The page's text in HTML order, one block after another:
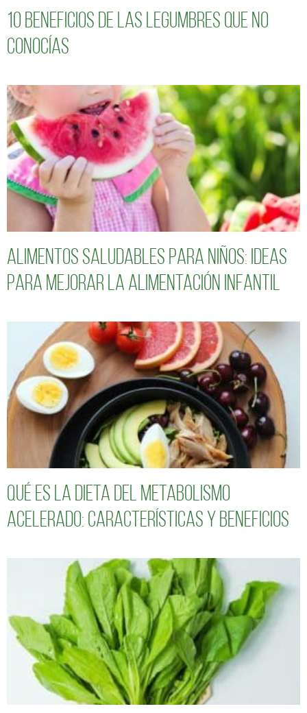
10 Beneficios de las legumbres que no
conocías
Alimentos saludables para niños: Ideas
para mejorar la alimentación infantil
Qué es la dieta del metabolismo
acelerado: características y beneficios